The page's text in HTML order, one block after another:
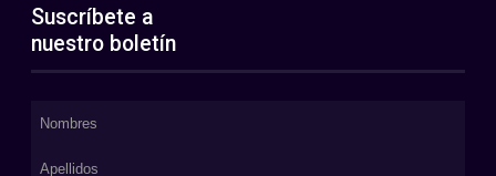
Suscríbete a
nuestro boletín